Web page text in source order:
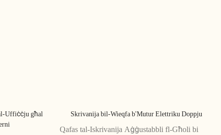
Uffiċċju għal
Skrivanija bil-Wieqfa b'Mutur Elettriku Doppju
Qafas tal-Iskrivanija Aġġustabbli fl-Għoli bi